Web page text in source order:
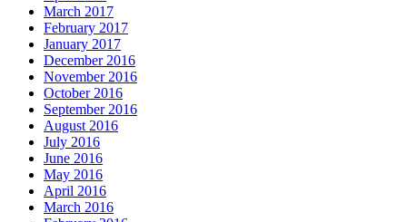
March 2017
February 2017
January 2017
December 2016
November 2016
October 2016
September 2016
August 2016
July 2016
June 2016
May 2016
April 2016
March 2016